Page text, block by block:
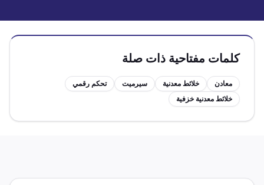
كلمات مفتاحية ذات صلة
معادن خلائط معدنية سيرميت
تحكم رقمي
خلائط معدنية خزفية